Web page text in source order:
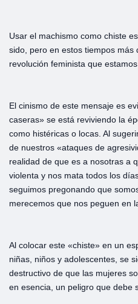
Usar el machismo como chiste
sido, pero en estos tiempos
revolución feminista que
El cinismo de este mensaje es
caseras» se está reviviendo la
como histéricas o locas. Al
de nuestros «ataques de
realidad de que es a nosotras a
violenta y nos mata todos los
seguimos pregonando que
merecemos que nos peguen en
Al colocar este «chiste» en un
niñas, niños y adolescentes, se
destructivo de que las mujeres
en esencia, un peligro que debe